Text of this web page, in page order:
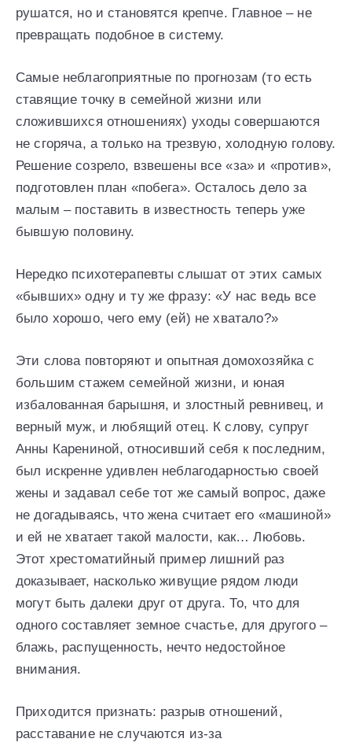
рушатся, но и становятся крепче. Главное – не
превращать подобное в систему.
Самые неблагоприятные по прогнозам (то есть
ставящие точку в семейной жизни или
сложившихся отношениях) уходы совершаются
не сгоряча, а только на трезвую, холодную голову.
Решение созрело, взвешены все «за» и «против»,
подготовлен план «побега». Осталось дело за
малым – поставить в известность теперь уже
бывшую половину.
Нередко психотерапевты слышат от этих самых
«бывших» одну и ту же фразу: «У нас ведь все
было хорошо, чего ему (ей) не хватало?»
Эти слова повторяют и опытная домохозяйка с
большим стажем семейной жизни, и юная
избалованная барышня, и злостный ревнивец, и
верный муж, и любящий отец. К слову, супруг
Анны Карениной, относивший себя к последним,
был искренне удивлен неблагодарностью своей
жены и задавал себе тот же самый вопрос, даже
не догадываясь, что жена считает его «машиной»
и ей не хватает такой малости, как… Любовь.
Этот хрестоматийный пример лишний раз
доказывает, насколько живущие рядом люди
могут быть далеки друг от друга. То, что для
одного составляет земное счастье, для другого –
блажь, распущенность, нечто недостойное
внимания.
Приходится признать: разрыв отношений,
расставание не случаются из-за